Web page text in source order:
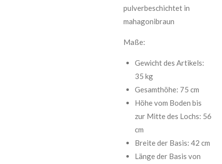
pulverbeschichtet in
mahagonibraun
Maße:
Gewicht des Artikels:
35 kg
Gesamthöhe: 75 cm
Höhe vom Boden bis
zur Mitte des Lochs: 56
cm
Breite der Basis: 42 cm
Länge der Basis von